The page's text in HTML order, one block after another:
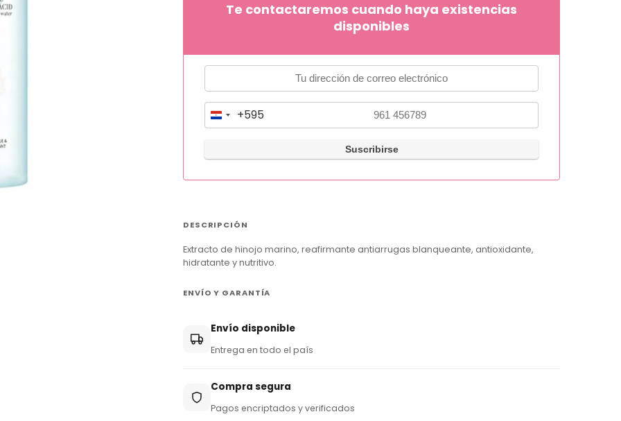
Te contactaremos cuando haya existencias
disponibles
P
r
a
y
5
5
+595
DESCRIPCIÓN
Extracto de hinojo marino, reafirmante antiarrugas blanqueante, antioxidante,
hidratante y nutritivo.
ENVÍO Y GARANTÍA
Envío disponible
Entrega en todo el país
Compra segura
Pagos encriptados y verificados